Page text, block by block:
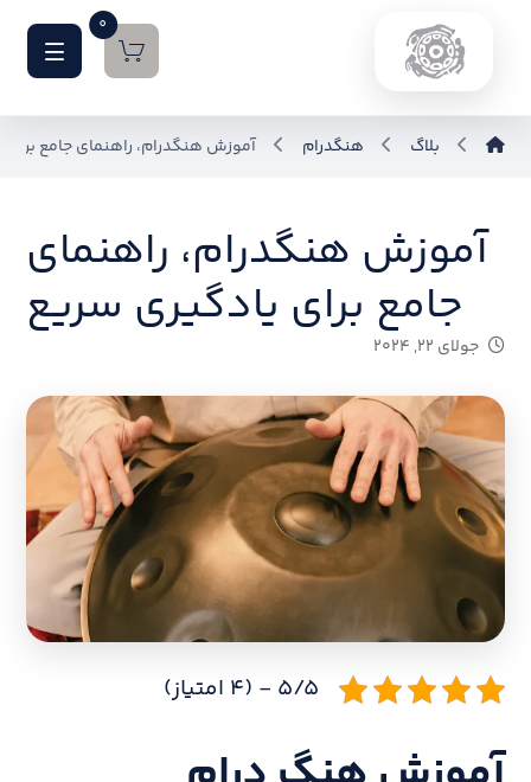
0
بلاگ هنگدرام آموزش هنگدرام، راهنمای جامع
آموزش هنگدرام، راهنمای
جامع برای یادگیری سریع
جولای ۲۲, ۲۰۲۴
۵/۵ - (۴ امتیاز)